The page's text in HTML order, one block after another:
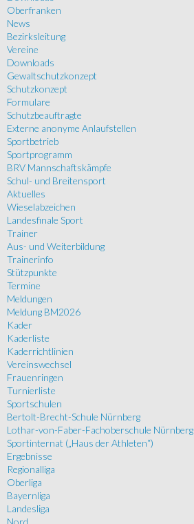
Oberfranken
News
Bezirksleitung
Vereine
Downloads
Gewaltschutzkonzept
Schutzkonzept
Formulare
Schutzbeauftragte
Externe anonyme Anlaufstellen
Sportbetrieb
Sportprogramm
BRV Mannschaftskämpfe
Schul- und Breitensport
Aktuelles
Wieselabzeichen
Landesfinale Sport
Trainer
Aus- und Weiterbildung
Trainerinfo
Stützpunkte
Termine
Meldungen
Meldung BM2026
Kader
Kaderliste
Kaderrichtlinien
Vereinswechsel
Frauenringen
Turnierliste
Sportschulen
Bertolt-Brecht-Schule Nürnberg
Lothar-von-Faber-Fachoberschule Nürnberg
Sportinternat („Haus der Athleten“)
Ergebnisse
Regionalliga
Oberliga
Bayernliga
Landesliga
Nord